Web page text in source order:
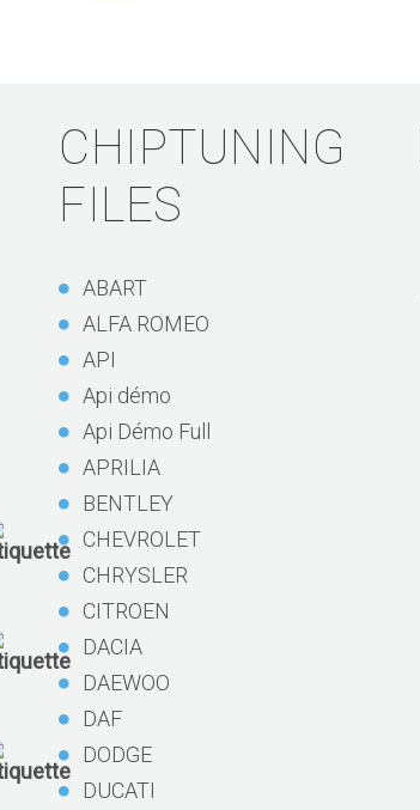
CHIPTUNING
FILES
ABART
ALFA ROMEO
API
Api démo
Api Démo Full
APRILIA
BENTLEY
CHEVROLET
CHRYSLER
CITROEN
DACIA
DAEWOO
DAF
DODGE
DUCATI